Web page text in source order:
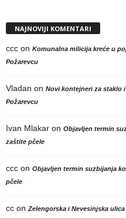
NAJNOVIJI KOMENTARI
ccc on Komunalna milicija kreće u
Požarevcu
Vladan on Novi kontejneri za staklo
Požarevcu
Ivan Mlakar on Objavljen termin
zaštite pčele
ccc on Objavljen termin suzbijanja
pčele
cc on Zelengorska i Nevesinjska